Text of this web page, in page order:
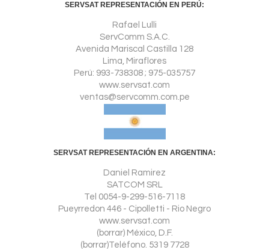
SERVSAT REPRESENTACIÓN EN PERÚ:
Rafael Lulli
ServComm S.A.C.
Avenida Mariscal Castilla 128
Lima, Miraflores
Perú: 993-738308 ; 975-035757
www.servsat.com
ventas@servcomm.com.pe
SERVSAT REPRESENTACIÓN EN ARGENTINA:
Daniel Ramirez
SATCOM SRL
Tel 0054-9-299-516-7118
Pueyrredon 446 - Cipolletti - Rio Negro
www.servsat.com
(borrar) México, D.F.
(borrar)Teléfono. 5319 7728